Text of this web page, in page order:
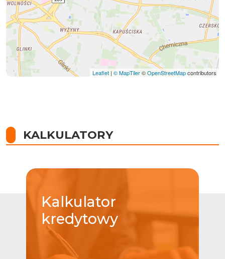
Leaflet | © MapTiler©OpenStreetMapcontributors
KALKULATORY
Kalkulator
kredytowy